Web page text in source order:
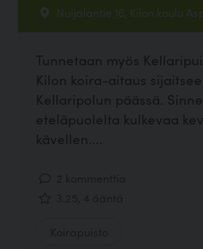
Nuijalantie 16, Kilon koulu
Tunnetaan myös
Kilon koira-aitaus
Kellaripolun päässä.
eteläpuolelta kulkevaa
kävellen....